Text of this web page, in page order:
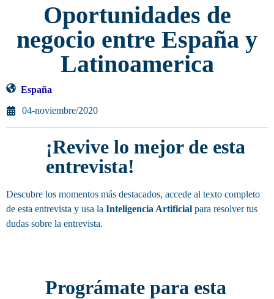
Oportunidades de
negocio entre España y
Latinoamerica
España
04-noviembre/2020
¡Revive lo mejor de esta
entrevista!
Descubre los momentos más destacados, accede al texto completo
de esta entrevista y usa la Inteligencia Artificial para resolver tus
dudas sobre la entrevista.
Prográmate para esta